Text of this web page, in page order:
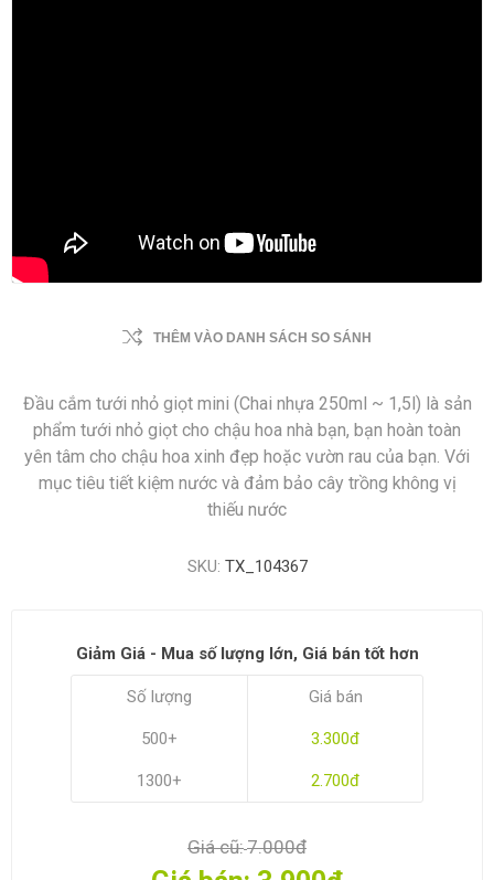
THÊM VÀO DANH SÁCH SO SÁNH
Đầu cắm tưới nhỏ giọt mini (Chai nhựa 250ml ~ 1,5l) là sản
phẩm tưới nhỏ giọt cho chậu hoa nhà bạn, bạn hoàn toàn
yên tâm cho chậu hoa xinh đẹp hoặc vườn rau của bạn. Với
mục tiêu tiết kiệm nước và đảm bảo cây trồng không vị
thiếu nước
SKU: TX_104367
Giảm Giá - Mua số lượng lớn, Giá bán tốt hơn
Số lượng
500+
1300+
Giá bán
3.300đ
2.700đ
Giá cũ:7.000đ